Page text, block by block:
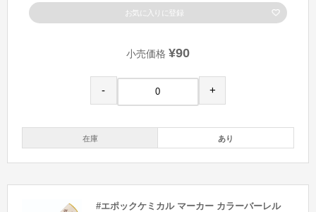
お気に入りに登録
小売価格 ¥90
- +
在庫 あり
#エポックケミカル マーカー カラーバーレル